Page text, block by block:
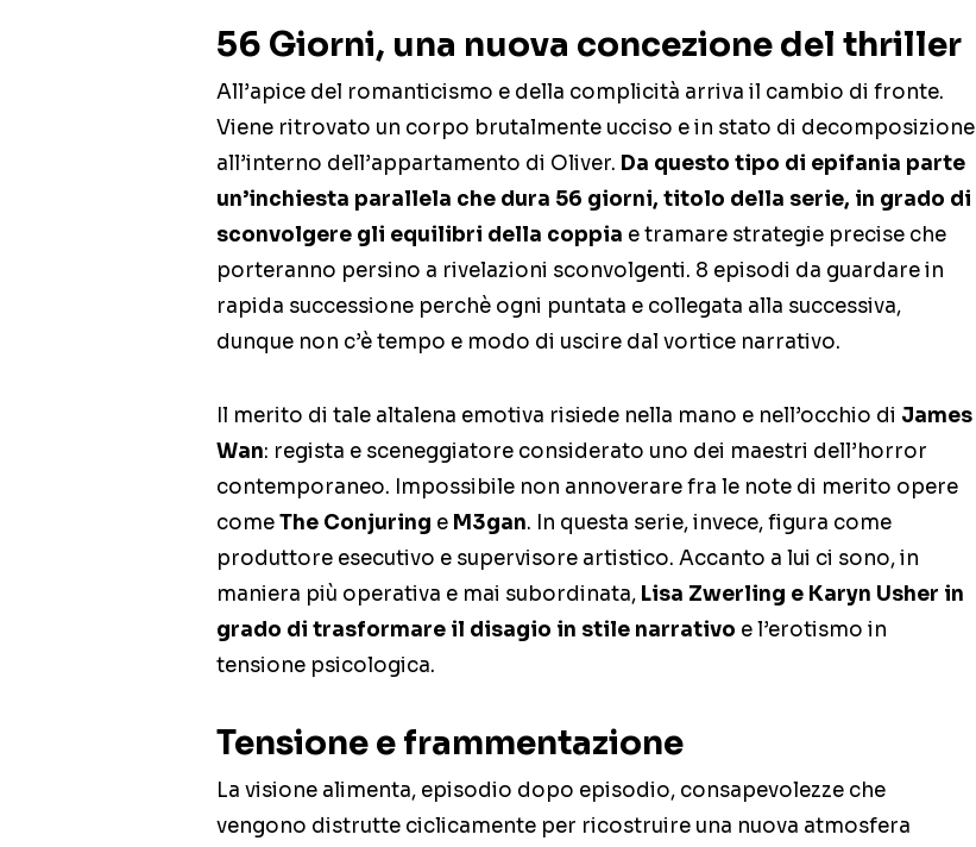
56 Giorni, una nuova concezione del thriller
All’apice del romanticismo e della complicità arriva il cambio di fronte.
Viene ritrovato un corpo brutalmente ucciso e in stato di decomposizione
all’interno dell’appartamento di Oliver. Da questo tipo di epifania parte
un’inchiesta parallela che dura 56 giorni, titolo della serie, in grado di
sconvolgere gli equilibri della coppia e tramare strategie precise che
porteranno persino a rivelazioni sconvolgenti. 8 episodi da guardare in
rapida successione perchè ogni puntata e collegata alla successiva,
dunque non c’è tempo e modo di uscire dal vortice narrativo.
Il merito di tale altalena emotiva risiede nella mano e nell’occhio di James
Wan: regista e sceneggiatore considerato uno dei maestri dell’horror
contemporaneo. Impossibile non annoverare fra le note di merito opere
comeThe Conjuring e M3gan. In questa serie, invece, figura come
produttore esecutivo e supervisore artistico. Accanto a lui ci sono, in
maniera più operativa e mai subordinata, Lisa Zwerling e Karyn Usher in
grado di trasformare il disagio in stile narrativo e l’erotismo in
tensione psicologica.
Tensione e frammentazione
La visione alimenta, episodio dopo episodio, consapevolezze che
vengono distrutte ciclicamente per ricostruire una nuova atmosfera